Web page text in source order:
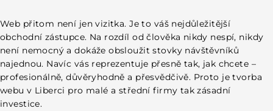
Co získáte konkrétně
Jak web pomáhá konkrétním oborům v Liberci
Řemesla a stavebnictví
Gastronomie a pohostinství
Zdravotní a kosmetické služby
Obchody a maloobchod
Co zákazníci v Liberci skutečně hledají
Web přitom není jen vizitka. Je to váš nejdůležitější
obchodní zástupce. Na rozdíl od člověka nikdy nespí, nikdy
není nemocný a dokáže obsloužit stovky návštěvníků
najednou. Navíc vás reprezentuje přesně tak, jak chcete –
profesionálně, důvěryhodně a přesvědčivě. Proto je tvorba
webu v Liberci pro malé a střední firmy tak zásadní
investice.